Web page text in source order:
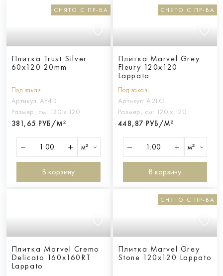
СНЯТО С ПР-ВА
Плитка Trust Silver
60x120 20mm
Под заказ
Артикул: AY4D
Размер, см: 120 х 120
381,65 РУБ/М²
м²
В корзину
СНЯТО С ПР-ВА
Плитка Marvel Grey
Fleury 120x120
Lappato
Под заказ
Артикул: A21O
Размер, см: 120 х 120
448,87 РУБ/М²
м²
В корзину
Плитка Marvel Cremo
Delicato 160x160RT
Lappato
СНЯТО С ПР-ВА
Плитка Marvel Grey
Stone 120x120 Lappato